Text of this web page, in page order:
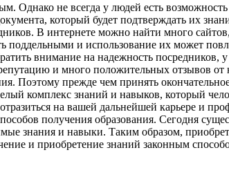
Однако не всегда у людей есть
который будет подтверждать их
В интернете можно найти много
и использование их может
внимание на надежность
и много положительных отзывов от
Поэтому прежде чем принять
комплекс знаний и навыков, который
на вашей дальнейшей карьере и
получения образования. Сегодня
знания и навыки. Таким образом,
и приобретение знаний законным